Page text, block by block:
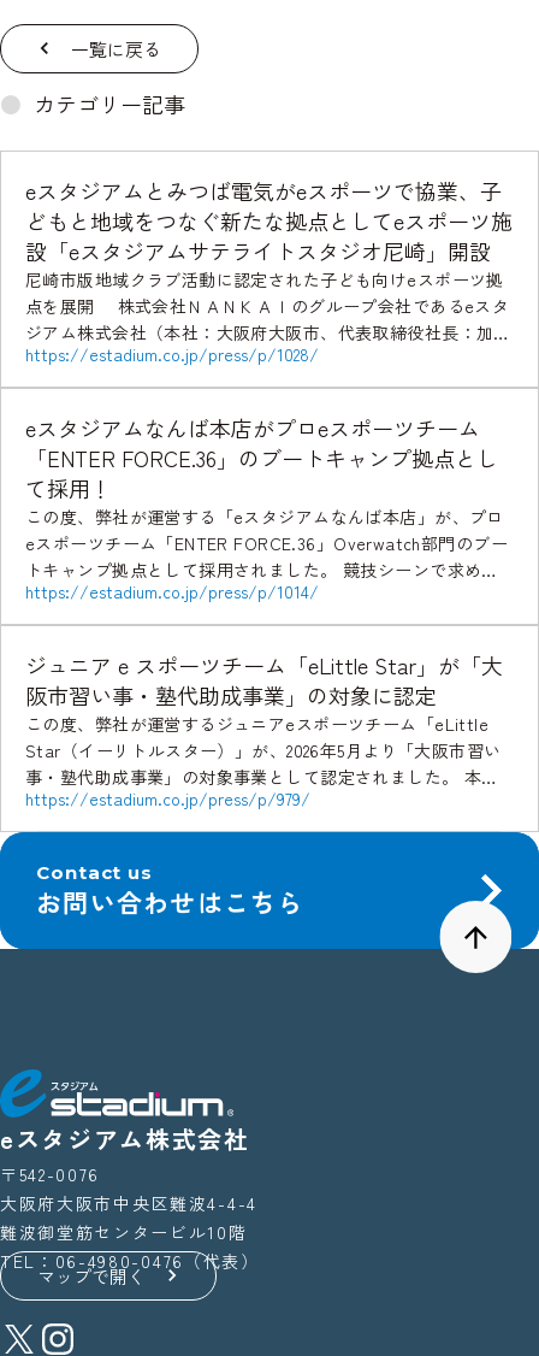
一覧に戻る
カテゴリー記事
eスタジアムとみつば電気がeスポーツで協業、子
どもと地域をつなぐ新たな拠点としてeスポーツ施
設「eスタジアムサテライトスタジオ尼崎」開設
尼崎市版地域クラブ活動に認定された子ども向けeスポーツ拠
点を展開 株式会社ＮＡＮＫＡＩのグループ会社であるeスタ
ジアム株式会社（本社：大阪府大阪市、代表取締役社長：加藤
寛之、以下「eスタジアム」）と株式会社みつば電気 […]
https://estadium.co.jp/press/p/1028/
eスタジアムなんば本店がプロeスポーツチーム
「ENTER FORCE.36」のブートキャンプ拠点とし
て採用！
この度、弊社が運営する「eスタジアムなんば本店」が、プロ
eスポーツチーム「ENTER FORCE.36」Overwatch部門のブー
トキャンプ拠点として採用されました。 競技シーンで求めら
れる設備や環境を備えた「eスタジ […]
https://estadium.co.jp/press/p/1014/
ジュニア e スポーツチーム「eLittle Star」が「大
阪市習い事・塾代助成事業」の対象に認定
この度、弊社が運営するジュニアeスポーツチーム「eLittle
Star（イーリトルスター）」が、2026年5月より「大阪市習い
事・塾代助成事業」の対象事業として認定されました。 本認
定により、大阪市内の対象世帯は、制度 […]
https://estadium.co.jp/press/p/979/
Contact us
お問い合わせはこちら
eスタジアム株式会社
〒542-0076
大阪府大阪市中央区難波4-4-4
難波御堂筋センタービル10階
TEL：06-4980-0476（代表）
マップで開く